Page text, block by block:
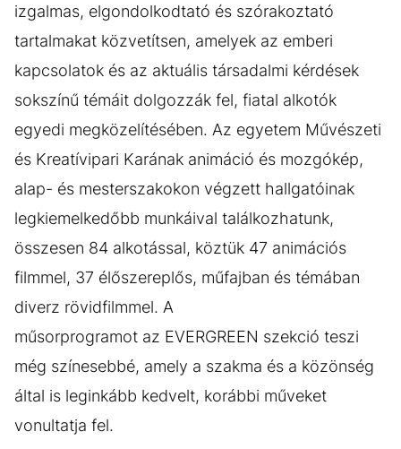
izgalmas, elgondolkodtató és szórakoztató
tartalmakat közvetítsen, amelyek az emberi
kapcsolatok és az aktuális társadalmi kérdések
sokszínű témáit dolgozzák fel, fiatal alkotók
egyedi megközelítésében. Az egyetem Művészeti
és Kreatívipari Karának animáció és mozgókép,
alap- és mesterszakokon végzett hallgatóinak
legkiemelkedőbb munkáival találkozhatunk,
összesen 84 alkotással, köztük 47 animációs
filmmel, 37 élőszereplős, műfajban és témában
diverz rövidfilmmel. A
műsorprogramot az EVERGREEN szekció teszi
még színesebbé, amely a szakma és a közönség
által is leginkább kedvelt, korábbi műveket
vonultatja fel.